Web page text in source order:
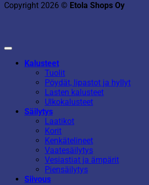
Copyright 2026 © Etola Shops Oy
Kalusteet
Tuolit
Pöydät, lipastot ja hyllyt
Lasten kalusteet
Ulkokalusteet
Säilytys
Laatikot
Korit
Kenkätelineet
Vaatesäilytys
Vesiastiat ja ämpärit
Piensäilytys
Siivous